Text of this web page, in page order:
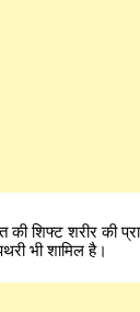
की शिफ्ट शरीर की
भी शामिल है।